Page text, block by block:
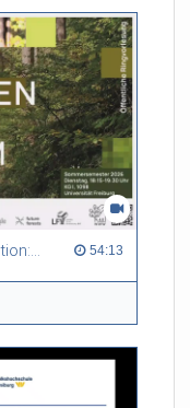
Between tradition and transformation: how owners, advisers and institutions co-create knowledge for resilient forests in Europe 54:13